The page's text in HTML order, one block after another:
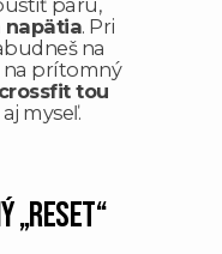
paru,
napätia. Pri
na
na prítomný
tou
myseľ.
„reset“